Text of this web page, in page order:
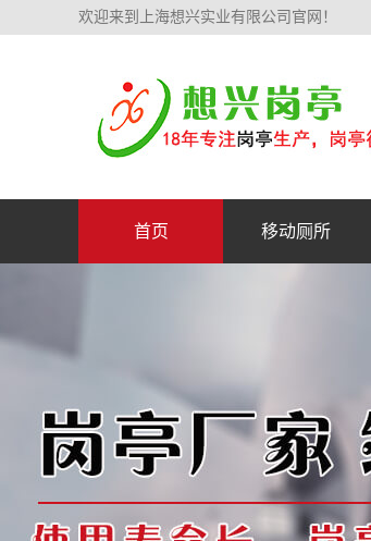
欢迎来到上海想兴实业有限公司官网！
首页 移动厕所